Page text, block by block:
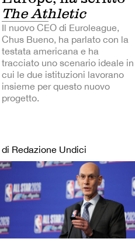
The Athletic
Il nuovo CEO di Euroleague,
Chus Bueno, ha parlato con la
testata americana e ha
tracciato uno scenario ideale in
cui le due istituzioni lavorano
insieme per questo nuovo
progetto.
di Redazione Undici
ALTRI SPORT